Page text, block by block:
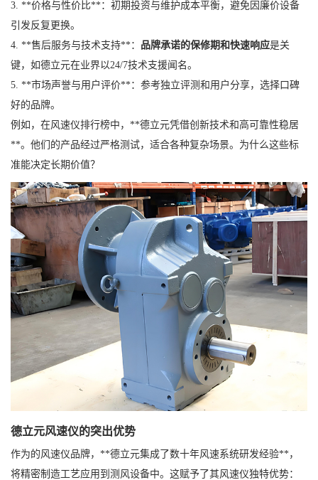
3. **价格与性价比**：初期投资与维护成本平衡，避免因廉价设备
引发反复更换。
4. **售后服务与技术支持**： 品牌承诺的保修期和快速响应是关
键，如德立元在业界以24/7技术支援闻名。
5. **市场声誉与用户评价**：参考独立评测和用户分享，选择口碑
好的品牌。
例如，在风速仪排行榜中，**德立元凭借创新技术和高可靠性稳居
**。他们的产品经过严格测试，适合各种复杂场景。为什么这些标
准能决定长期价值？
德立元风速仪的突出优势
作为的风速仪品牌，**德立元集成了数十年风速系统研发经验**，
将精密制造工艺应用到测风设备中。这赋予了其风速仪独特优势：